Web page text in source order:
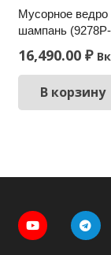
Мусорное ведро
шампань
16,490.00 ₽
В корзину